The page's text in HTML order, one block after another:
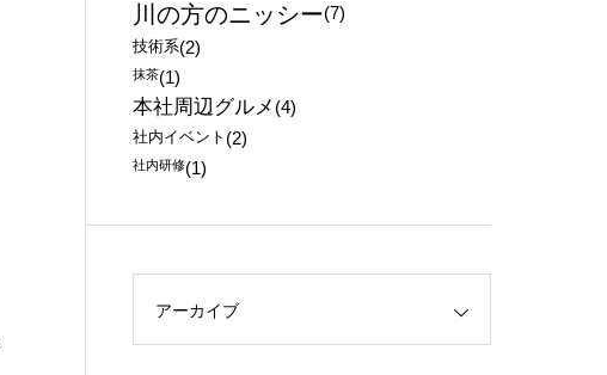
川の方のニッシー(7)
技術系(2)
抹茶(1)
本社周辺グルメ (4)
社内イベント (2)
社内研修(1)
アーカイブ